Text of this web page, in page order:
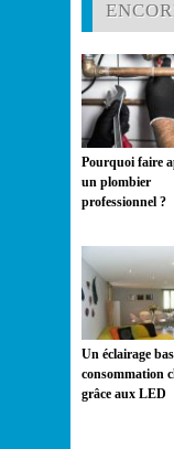
Pourquoi faire
un plombier
professionnel ?
Un éclairage
consommation
grâce aux LED